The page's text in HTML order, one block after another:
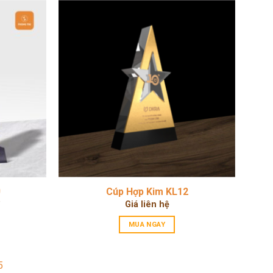
Cúp Hợp Kim KL12
Giá liên hệ
MUA NGAY